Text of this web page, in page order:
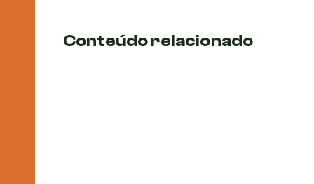
Conteúdo relacionado